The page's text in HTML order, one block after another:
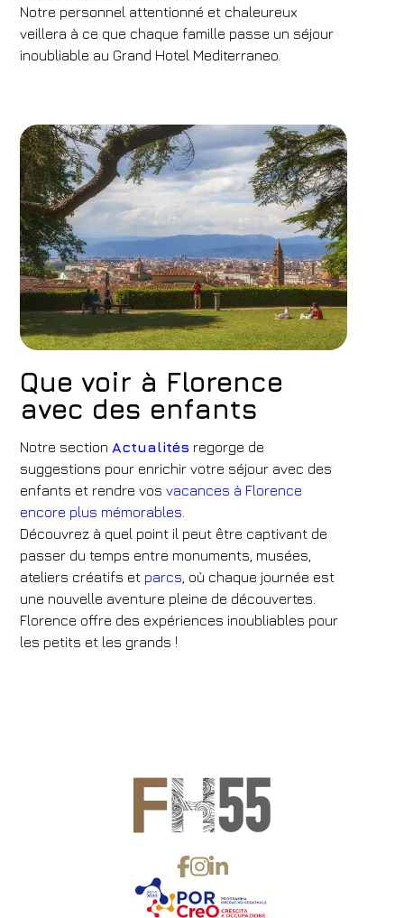
Notre personnel attentionné et chaleureux
veillera à ce que chaque famille passe un séjour
inoubliable au Grand Hotel Mediterraneo.
Que voir à Florence
avec des enfants
Notre section Actualités regorge de
suggestions pour enrichir votre séjour avec des
enfants et rendre vosvacances à Florence
encore plus mémorables
Découvrez à quel point il peut être captivant de
passer du temps entre monuments, musées,
ateliers créatifs et parcs , où chaque journée est
une nouvelle aventure pleine de découvertes.
Florence offre des expériences inoubliables pour
les petits et les grands !